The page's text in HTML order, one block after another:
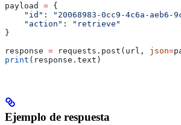
payload = {
    "id"
: "20068983-0cc9-4c6a-aeb6-
    "action"
:
"retrieve"
}
response = requests.post(url, json=
print (response.text)
Ejemplo de respuesta